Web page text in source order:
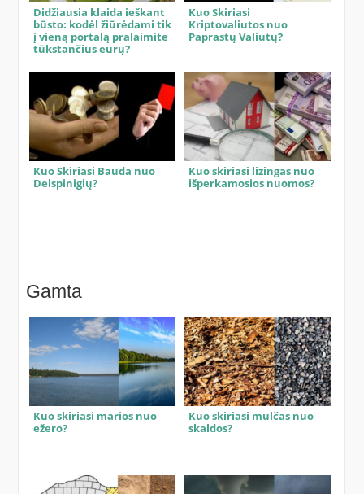
Didžiausia klaida ieškant
būsto: kodėl žiūrėdami tik
į vieną portalą pralaimite
tūkstančius eurų?
Kuo Skiriasi
Kriptovaliutos nuo
Paprastų Valiutų?
Kuo Skiriasi Bauda nuo
Delspinigių?
Kuo skiriasi lizingas nuo
išperkamosios nuomos?
Gamta
Kuo skiriasi marios nuo
ežero?
Kuo skiriasi mulčas nuo
skaldos?